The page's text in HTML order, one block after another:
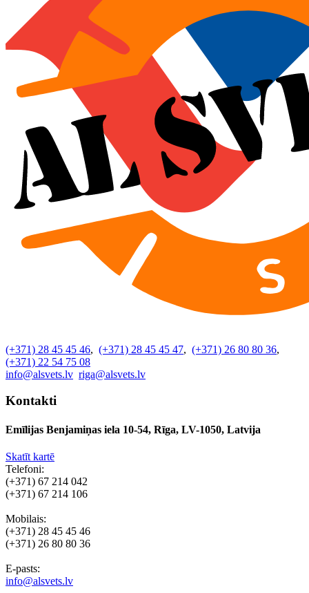
(+371) 28 45 45 46, (+371) 28 45 45 47, (+371) 26 80 80 36,
(+371) 22 54 75 08
info@alsvets.lv riga@alsvets.lv
Kontakti
Emīlijas Benjamiņas iela 10-54, Rīga, LV-1050, Latvija
Skatīt kartē
Telefoni:
(+371) 67 214 042
(+371) 67 214 106
Mobilais:
(+371) 28 45 45 46
(+371) 26 80 80 36
E-pasts:
info@alsvets.lv